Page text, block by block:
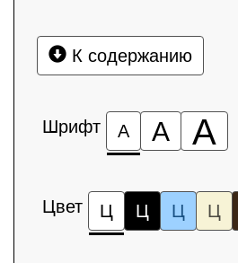
К содержанию
Шрифт А А А
Цвет Ц Ц Ц Ц